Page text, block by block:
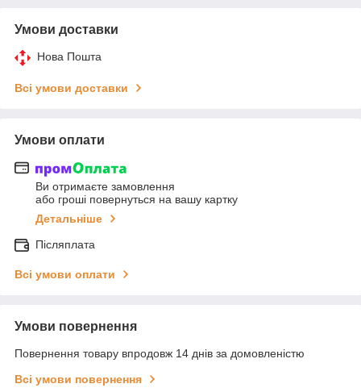
Умови доставки
Нова Пошта
Всі умови доставки
Умови оплати
Ви отримаєте замовлення
або гроші повернуться на вашу картку
Детальніше
Післяплата
Всі умови оплати
Умови повернення
Повернення товару впродовж 14 днів за домовленістю
Всі умови повернення